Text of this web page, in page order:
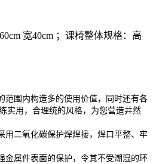
宽40cm ；课椅整体规格：高
围内构造多的使用价值，同时还有各
实用，合理统的风格，为您营造井然
二氧化碳保护焊焊接，焊口平整、牢
属件表面的保护，令其不受潮湿的环